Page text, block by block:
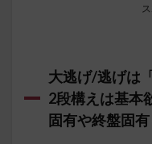
大逃げ/逃げは
2段構えは基本
固有や終盤固